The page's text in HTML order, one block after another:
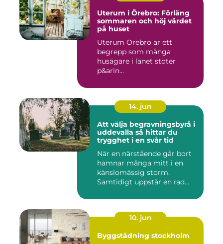
Uterum i Örebro: Förläng
sommaren och höj värdet
på huset
Uterum Örebro är ett
begrepp som många
husägare i länet stöter
p&arin...
14. jun
Att välja begravningsbyrå i
uddevalla så hittar du
trygghet i en svår tid
När en närstående går bort
hamnar många mitt i en
känslomässig storm.
Samtidigt uppstår en rad
10. jun
Byggstädning stockholm